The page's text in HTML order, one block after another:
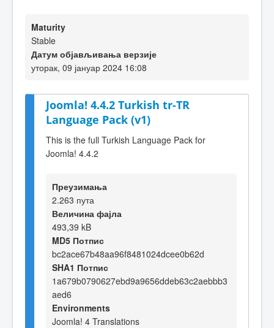
Maturity
Stable
Датум објављивања верзије
уторак, 09 јануар 2024 16:08
Joomla! 4.4.2 Turkish tr-TR
Language Pack (v1)
This is the full Turkish Language Pack for
Joomla! 4.4.2
Преузимања
2.263 пута
Величина фајла
493,39 kB
MD5 Потпис
bc2ace67b48aa96f8481024dcee0b62d
SHA1 Потпис
1a679b0790627ebd9a9656ddeb63c2aebbb3
aed6
Environments
Joomla! 4 Translations